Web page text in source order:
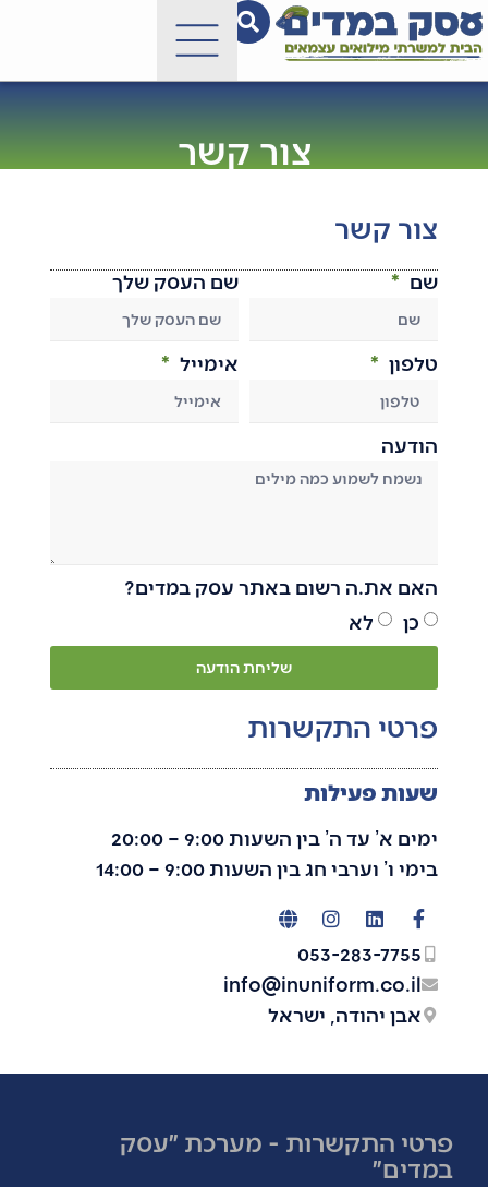
צור קשר
צור קשר
שם שם העסק שלך
טלפון אימייל
הודעה
האם את.ה רשום באתר עסק במדים?
כן
לא
שליחת הודעה
פרטי התקשרות
שעות פעילות
ימים א’ עד ה’ בין השעות 9:00 – 20:00
בימי ו’ וערבי חג בין השעות 9:00 – 14:00
053-283-7755
info@inuniform.co.il
אבן יהודה, ישראל
פרטי התקשרות - מערכת ״עסק
במדים״